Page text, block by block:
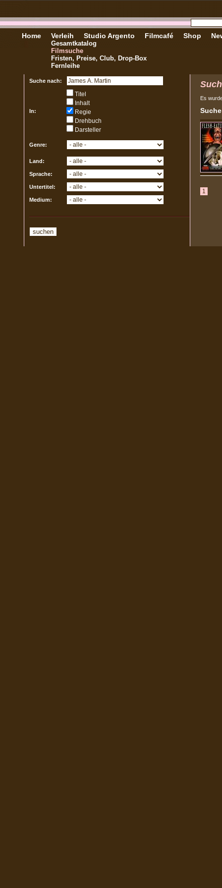
Home Verleih
Gesamtkatalog
Filmsuche
Fristen, Preise, Club, Drop-Box
Fernleihe
Studio Argento Filmcafé Shop
Suche nach:
In:
Titel
Inhalt
Regie
Drehbuch
Darsteller
Genre:
Land:
Sprache:
Untertitel:
Medium:
Es
1